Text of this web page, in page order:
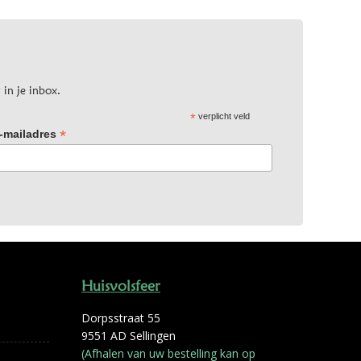
in je inbox.
*verplicht veld
mailadres *
Huisvolsfeer
Dorpsstraat 55
9551 AD Sellingen
(Afhalen van uw bestelling kan op